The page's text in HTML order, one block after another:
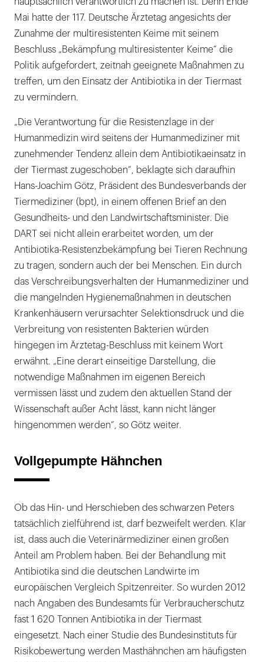
Mai hatte der 117. Deutsche Ärztetag angesichts der
Zunahme der multiresistenten Keime mit seinem
Beschluss „Bekämpfung multiresistenter Keime“ die
Politik aufgefordert, zeitnah geeignete Maßnahmen zu
treffen, um den Einsatz der Antibiotika in der Tiermast
zu vermindern.
„Die Verantwortung für die Resistenzlage in der
Humanmedizin wird seitens der Humanmediziner mit
zunehmender Tendenz allein dem Antibiotikaeinsatz in
der Tiermast zugeschoben“, beklagte sich daraufhin
Hans-Joachim Götz, Präsident des Bundesverbands der
Tiermediziner (bpt), in einem offenen Brief an den
Gesundheits- und den Landwirtschaftsminister. Die
DART sei nicht allein erarbeitet worden, um der
Antibiotika-Resistenzbekämpfung bei Tieren Rechnung
zu tragen, sondern auch der bei Menschen. Ein durch
das Verschreibungsverhalten der Humanmediziner und
die mangelnden Hygienemaßnahmen in deutschen
Krankenhäusern verursachter Selektionsdruck und die
Verbreitung von resistenten Bakterien würden
hingegen im Ärztetag-Beschluss mit keinem Wort
erwähnt. „Eine derart einseitige Darstellung, die
notwendige Maßnahmen im eigenen Bereich
vermissen lässt und zudem den aktuellen Stand der
Wissenschaft außer Acht lässt, kann nicht länger
hingenommen werden“, so Götz weiter.
Vollgepumpte Hähnchen
Ob das Hin- und Herschieben des schwarzen Peters
tatsächlich zielführend ist, darf bezweifelt werden. Klar
ist, dass auch die Veterinärmediziner einen großen
Anteil am Problem haben. Bei der Behandlung mit
Antibiotika sind die deutschen Landwirte im
europäischen Vergleich Spitzenreiter. So wurden 2012
nach Angaben des Bundesamts für Verbraucherschutz
fast 1 620 Tonnen Antibiotika in der Tiermast
eingesetzt. Nach einer Studie des Bundesinstituts für
Risikobewertung werden Masthähnchen am häufigsten